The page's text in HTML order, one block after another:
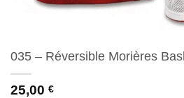
035 – Réversible Morières
25,00 €